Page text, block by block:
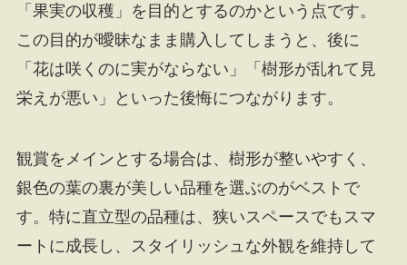
「果実の収穫」を目的とするのかという点です。
この目的が曖昧なまま購入してしまうと、後に
「花は咲くのに実がならない」「樹形が乱れて見
栄えが悪い」といった後悔につながります。
観賞をメインとする場合は、樹形が整いやすく、
銀色の葉の裏が美しい品種を選ぶのがベストで
す。特に直立型の品種は、狭いスペースでもスマ
ートに成長し、スタイリッシュな外観を維持して